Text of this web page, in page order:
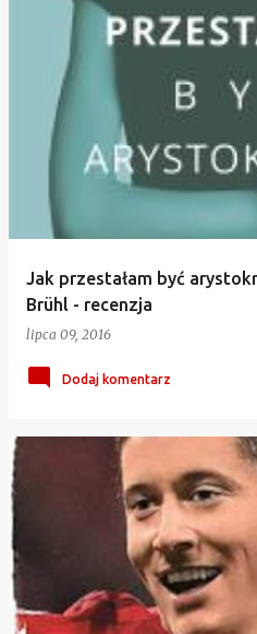
Jak przestałam być
Brühl - recenzja
lipca 09, 2016
Dodaj komentarz